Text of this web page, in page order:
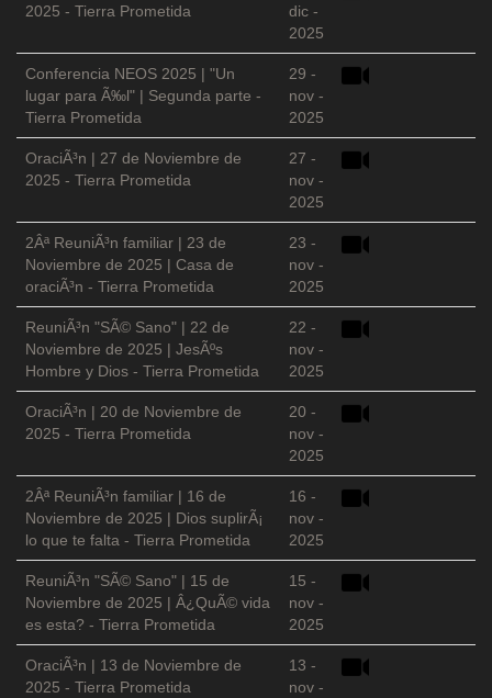
2025 - Tierra Prometida
dic -
2025
Conferencia NEOS 2025 | "Un
lugar para Ã‰l" | Segunda parte -
Tierra Prometida
29 -
nov -
2025
OraciÃ³n | 27 de Noviembre de
2025 - Tierra Prometida
27 -
nov -
2025
2Âª ReuniÃ³n familiar | 23 de
Noviembre de 2025 | Casa de
oraciÃ³n - Tierra Prometida
23 -
nov -
2025
ReuniÃ³n "SÃ© Sano" | 22 de
Noviembre de 2025 | JesÃºs
Hombre y Dios - Tierra Prometida
22 -
nov -
2025
OraciÃ³n | 20 de Noviembre de
2025 - Tierra Prometida
20 -
nov -
2025
2Âª ReuniÃ³n familiar | 16 de
Noviembre de 2025 | Dios suplirÃ¡
lo que te falta - Tierra Prometida
16 -
nov -
2025
ReuniÃ³n "SÃ© Sano" | 15 de
Noviembre de 2025 | Â¿QuÃ© vida
es esta? - Tierra Prometida
15 -
nov -
2025
OraciÃ³n | 13 de Noviembre de
2025 - Tierra Prometida
13 -
nov -